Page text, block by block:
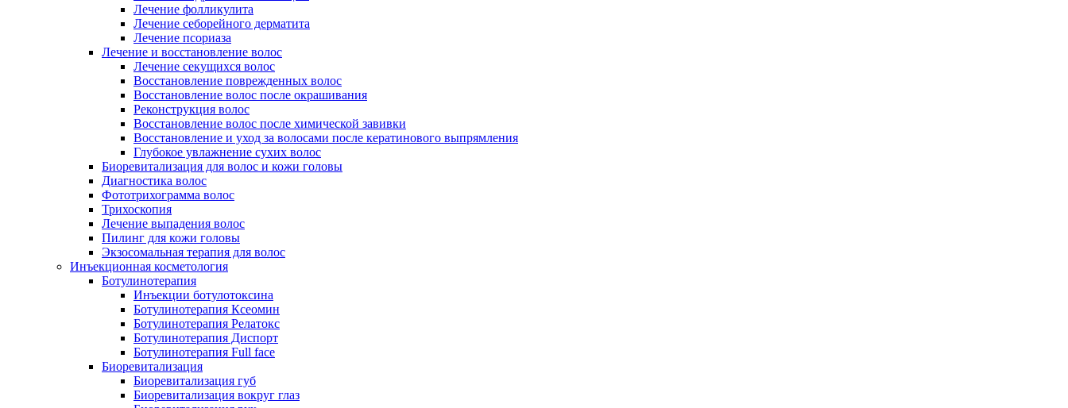
Лечение фолликулита
Лечение себорейного дерматита
Лечение псориаза
Лечение и восстановление волос
Лечение секущихся волос
Восстановление поврежденных волос
Восстановление волос после окрашивания
Реконструкция волос
Восстановление волос после химической завивки
Восстановление и уход за волосами после кератинового выпрямления
Глубокое увлажнение сухих волос
Биоревитализация для волос и кожи головы
Диагностика волос
Фототрихограмма волос
Трихоскопия
Лечение выпадения волос
Пилинг для кожи головы
Экзосомальная терапия для волос
Инъекционная косметология
Ботулинотерапия
Инъекции ботулотоксина
Ботулинотерапия Ксеомин
Ботулинотерапия Релатокс
Ботулинотерапия Диспорт
Ботулинотерапия Full face
Биоревитализация
Биоревитализация губ
Биоревитализация вокруг глаз